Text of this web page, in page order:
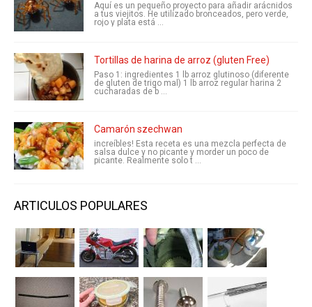
Aquí es un pequeño proyecto para añadir arácnidos
a tus viejitos. He utilizado bronceados, pero verde,
rojo y plata está ...
Tortillas de harina de arroz (gluten Free)
Paso 1: ingredientes 1 lb arroz glutinoso (diferente
de gluten de trigo mal) 1 lb arroz regular harina 2
cucharadas de b ...
Camarón szechwan
increíbles! Esta receta es una mezcla perfecta de
salsa dulce y no picante y morder un poco de
picante. Realmente solo t ...
ARTICULOS POPULARES